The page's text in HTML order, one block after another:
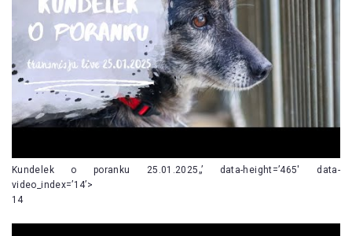
Kundelek o poranku 25.01.2025„’ data-height=’465′ data-
video_index=’14’>
14